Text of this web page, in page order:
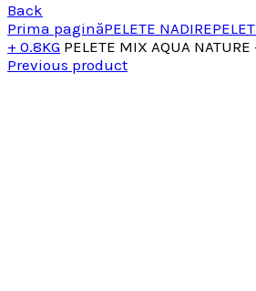
Back
Prima paginăPELETE NADIRE
+ 0.8KG PELETE MIX AQUA
Previous product